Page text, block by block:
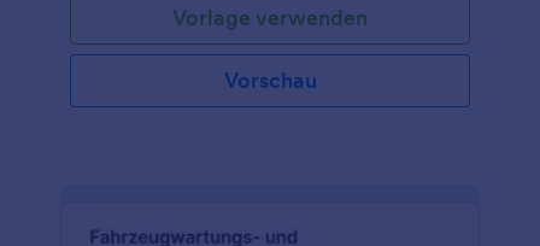
Vorlage verwenden
Vorschau